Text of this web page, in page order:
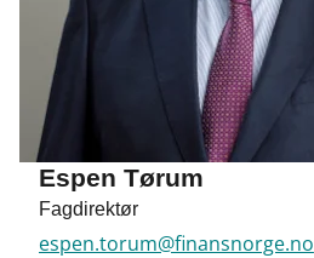
Espen Tørum
Fagdirektør
espen.torum@finansnorge.no